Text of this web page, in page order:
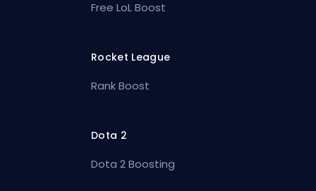
Free LoL Boost
Rocket League
Rank Boost
Dota 2
Dota 2 Boosting